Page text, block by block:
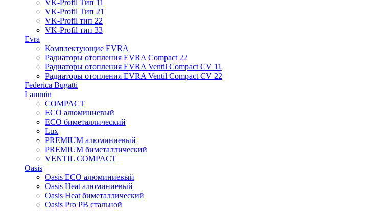
VK-Profil Тип 11
VK-Profil Тип 21
VK-Profil тип 22
VK-Profil тип 33
Evra
Комплектующие EVRA
Радиаторы отопления EVRA Compact 22
Радиаторы отопления EVRA Ventil Compact CV 11
Радиаторы отопления EVRA Ventil Compact CV 22
Federica Bugatti
Lammin
COMPACT
ECO алюминиевый
ECO биметаллический
Lux
PREMIUM алюминиевый
PREMIUM биметаллический
VENTIL COMPACT
Oasis
Oasis ECO алюминиевый
Oasis Heat алюминиевый
Oasis Heat биметаллический
Oasis Pro PB стальной